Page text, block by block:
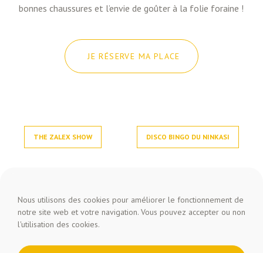
Nous utilisons des cookies pour améliorer le fonctionnement de
notre site web et votre navigation. Vous pouvez accepter ou non
l'utilisation des cookies.
bonnes chaussures et l’envie de goûter à la folie foraine !
JE RÉSERVE MA PLACE
THE ZALEX SHOW DISCO BINGO DU NINKASI